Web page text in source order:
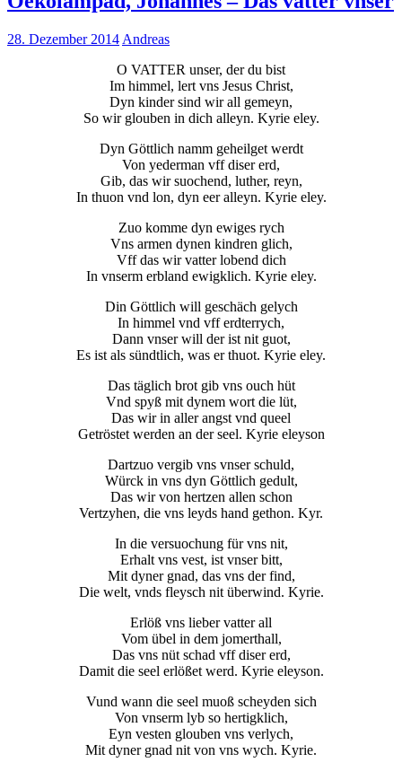
28. Dezember 2014 Andreas
O VATTER unser, der du bist
Im himmel, lert vns Jesus Christ,
Dyn kinder sind wir all gemeyn,
So wir glouben in dich alleyn. Kyrie eley.
Dyn Göttlich namm geheilget werdt
Von yederman vff diser erd,
Gib, das wir suochend, luther, reyn,
In thuon vnd lon, dyn eer alleyn. Kyrie eley.
Zuo komme dyn ewiges rych
Vns armen dynen kindren glich,
Vff das wir vatter lobend dich
In vnserm erbland ewigklich. Kyrie eley.
Din Göttlich will geschäch gelych
In himmel vnd vff erdterrych,
Dann vnser will der ist nit guot,
Es ist als sündtlich, was er thuot. Kyrie eley.
Das täglich brot gib vns ouch hüt
Vnd spyß mit dynem wort die lüt,
Das wir in aller angst vnd queel
Getröstet werden an der seel. Kyrie eleyson
Dartzuo vergib vns vnser schuld,
Würck in vns dyn Göttlich gedult,
Das wir von hertzen allen schon
Vertzyhen, die vns leyds hand gethon. Kyr.
In die versuochung für vns nit,
Erhalt vns vest, ist vnser bitt,
Mit dyner gnad, das vns der find,
Die welt, vnds fleysch nit überwind. Kyrie.
Erlöß vns lieber vatter all
Vom übel in dem jomerthall,
Das vns nüt schad vff diser erd,
Damit die seel erlößet werd. Kyrie eleyson.
Vund wann die seel muoß scheyden sich
Von vnserm lyb so hertigklich,
Eyn vesten glouben vns verlych,
Mit dyner gnad nit von vns wych. Kyrie.